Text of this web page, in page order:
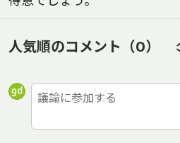
人気順のコメント （0）